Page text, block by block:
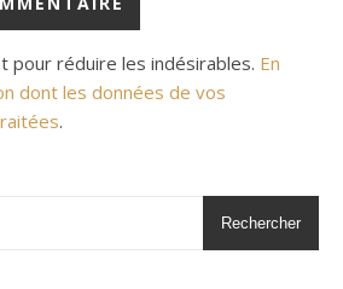
pour réduire les indésirables. En
dont les données de vos
.
Rechercher